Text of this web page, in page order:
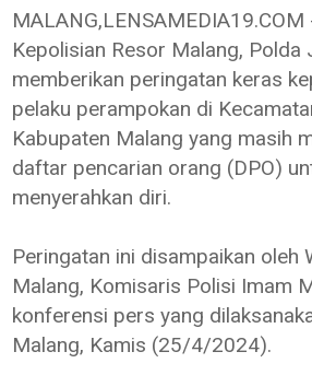
Kepolisian Resor Malang, Polda
memberikan peringatan keras
pelaku perampokan di
Kabupaten Malang yang masih
daftar pencarian orang (DPO)
menyerahkan diri.
Peringatan ini disampaikan oleh
Malang, Komisaris Polisi Imam
konferensi pers yang
Malang, Kamis (25/4/2024).